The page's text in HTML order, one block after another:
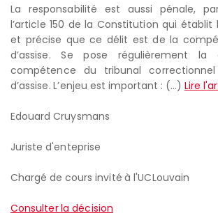
La responsabilité est aussi pénale,
l’article 150 de la Constitution qui établit
et précise que ce délit est de la
d’assise. Se pose régulièrement
compétence du tribunal
d’assise. L’enjeu est important : (...)Lire
Edouard Cruysmans
Juriste d'enteprise
Chargé de cours invité à l'UCLouvain
Consulter la décision